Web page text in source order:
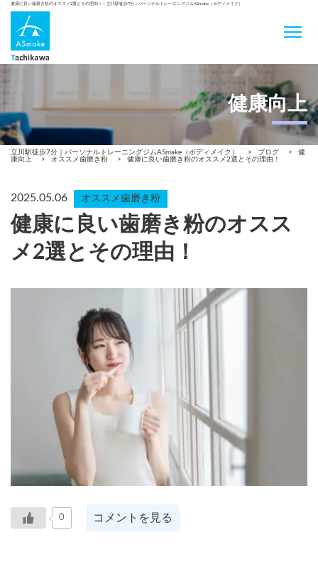
健康に良い歯磨き粉のオススメ2選とその理由！ | 立川駅徒歩7分｜パーソナルトレーニングジムASmake（ボディメイク）
健康向上
立川駅徒歩7分｜パーソナルトレーニングジムASmake（ボディメイク） > ブログ >
健
康向上
> オススメ歯磨き粉 > 健康に良い歯磨き粉のオススメ2選とその理由！
2025.05.06 オススメ歯磨き粉
健康に良い歯磨き粉のオスス
メ2選とその理由！
0 コメントを見る